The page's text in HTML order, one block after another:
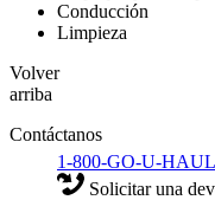
Conducción
Limpieza
Volver
arriba
Contáctanos
1-800-GO-U-HAUL
Solicitar una